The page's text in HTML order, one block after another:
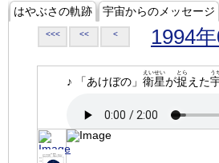
はやぶさの軌跡 宇宙からのメッセージ
<<< << < 1994年
♪ 「あけぼの」 衛星
えいせい
が捉
とら
えた
う